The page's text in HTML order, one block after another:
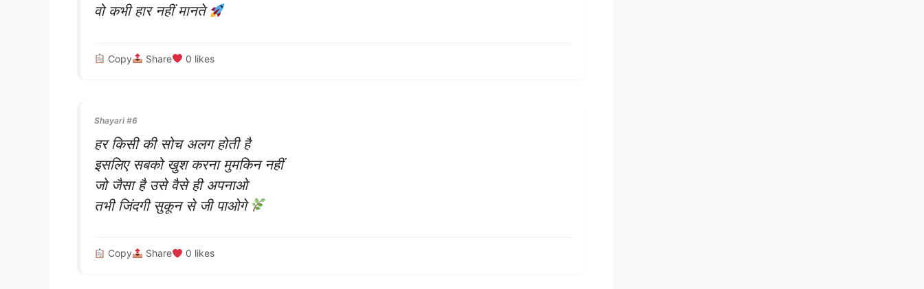
वो कभी हार नहीं मानते
Copy Share 0 likes
Shayari #6
हर किसी की सोच अलग होती है
इसलिए सबको खुश करना मुमकिन नहीं
जो जैसा है उसे वैसे ही अपनाओ
तभी जिंदगी सुकून से जी पाओगे
Copy Share 0 likes